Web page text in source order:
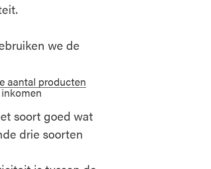
we de
aantal producten
soort goed wat
drie soorten